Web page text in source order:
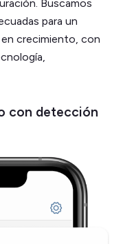
Buscamos
para un
crecimiento, con
con detección